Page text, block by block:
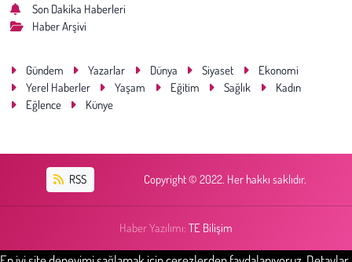
Son Dakika Haberleri
Haber Arşivi
Gündem Yazarlar Dünya Siyaset
Ekonomi
Yerel Haberler
Yaşam Eğitim Sağlık
Kadın
Eğlence
Künye
RSS Copyright © 2022. Her hakkı saklıdır.
Haber Yazılımı: TE Bilişim